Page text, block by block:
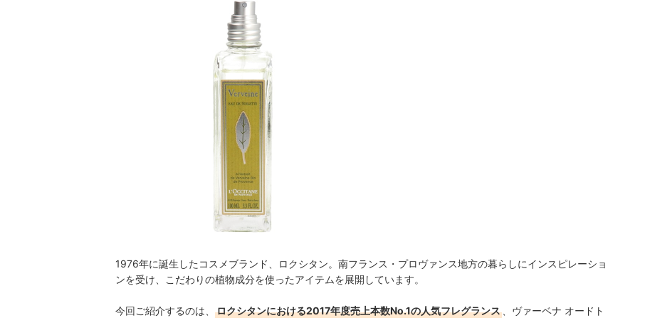
1976年に誕生したコスメブランド、ロクシタン。南フランス・プロヴァンス地方の暮らしにインスピレーショ
ンを受け、こだわりの植物成分を使ったアイテムを展開しています。
今回ご紹介するのは、 ロクシタンにおける2017年度売上本数No.1の人気フレグランス
、ヴァーベナ オードト